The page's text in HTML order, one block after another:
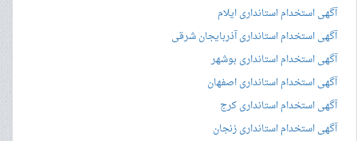
آگهی استخدام استانداری ایلام
آگهی استخدام استانداری آذربایجان شرقی
آگهی استخدام استانداری بوشهر
آگهی استخدام استانداری اصفهان
آگهی استخدام استانداری کرج
آگهی استخدام استانداری زنجان